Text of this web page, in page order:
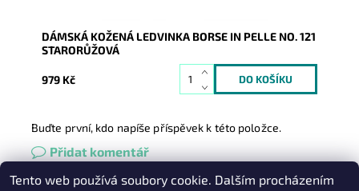
DÁMSKÁ KOŽENÁ LEDVINKA BORSE IN PELLE NO. 121
STARORŮŽOVÁ
979 Kč
Buďte první, kdo napíše příspěvek k této položce.
Přidat komentář
Tento web používá soubory cookie. Dalším procházením